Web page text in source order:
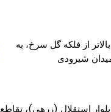
از فلکه گل سرخ، به
شیرودی
استقلال (زرهی)، تقاطع